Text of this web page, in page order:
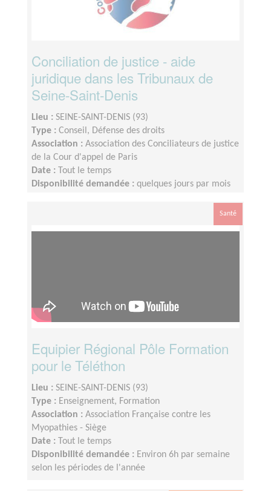
Conciliation de justice - aide
juridique dans les Tribunaux de
Seine-Saint-Denis
Lieu : SEINE-SAINT-DENIS (93)
Type : Conseil, Défense des droits
Association : Association des Conciliateurs de justice
de la Cour d'appel de Paris
Date :
Tout le temps
Disponibilité demandée : quelques jours par mois
Santé
Equipier Régional Pôle Formation
pour le Téléthon
Lieu : SEINE-SAINT-DENIS (93)
Type : Enseignement, Formation
Association : Association Française contre les
Myopathies - Siège
Date :
Tout le temps
Disponibilité demandée : Environ 6h par semaine
selon les périodes de l'année